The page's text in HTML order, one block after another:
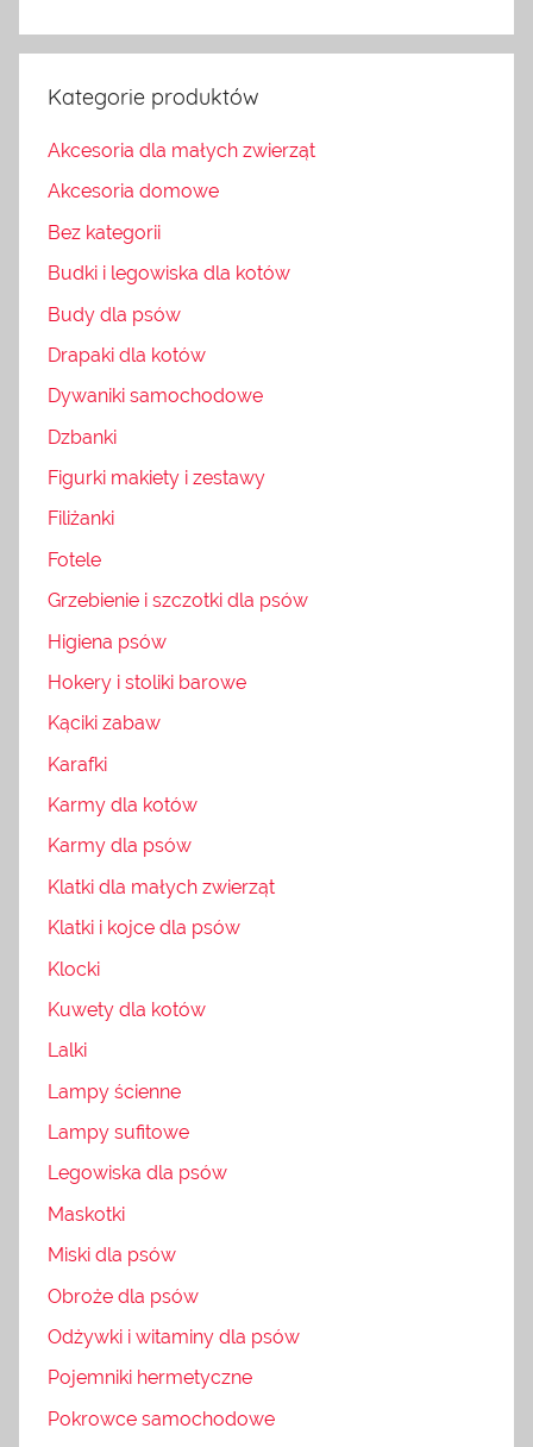
Kategorie produktów
Akcesoria dla małych zwierząt
Akcesoria domowe
Bez kategorii
Budki i legowiska dla kotów
Budy dla psów
Drapaki dla kotów
Dywaniki samochodowe
Dzbanki
Figurki makiety i zestawy
Filiżanki
Fotele
Grzebienie i szczotki dla psów
Higiena psów
Hokery i stoliki barowe
Kąciki zabaw
Karafki
Karmy dla kotów
Karmy dla psów
Klatki dla małych zwierząt
Klatki i kojce dla psów
Klocki
Kuwety dla kotów
Lalki
Lampy ścienne
Lampy sufitowe
Legowiska dla psów
Maskotki
Miski dla psów
Obroże dla psów
Odżywki i witaminy dla psów
Pojemniki hermetyczne
Pokrowce samochodowe